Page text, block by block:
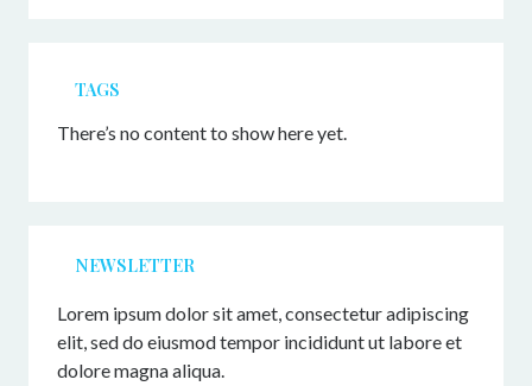
TAGS
There’s no content to show here yet.
NEWSLETTER
Lorem ipsum dolor sit amet, consectetur adipiscing
elit, sed do eiusmod tempor incididunt ut labore et
dolore magna aliqua.